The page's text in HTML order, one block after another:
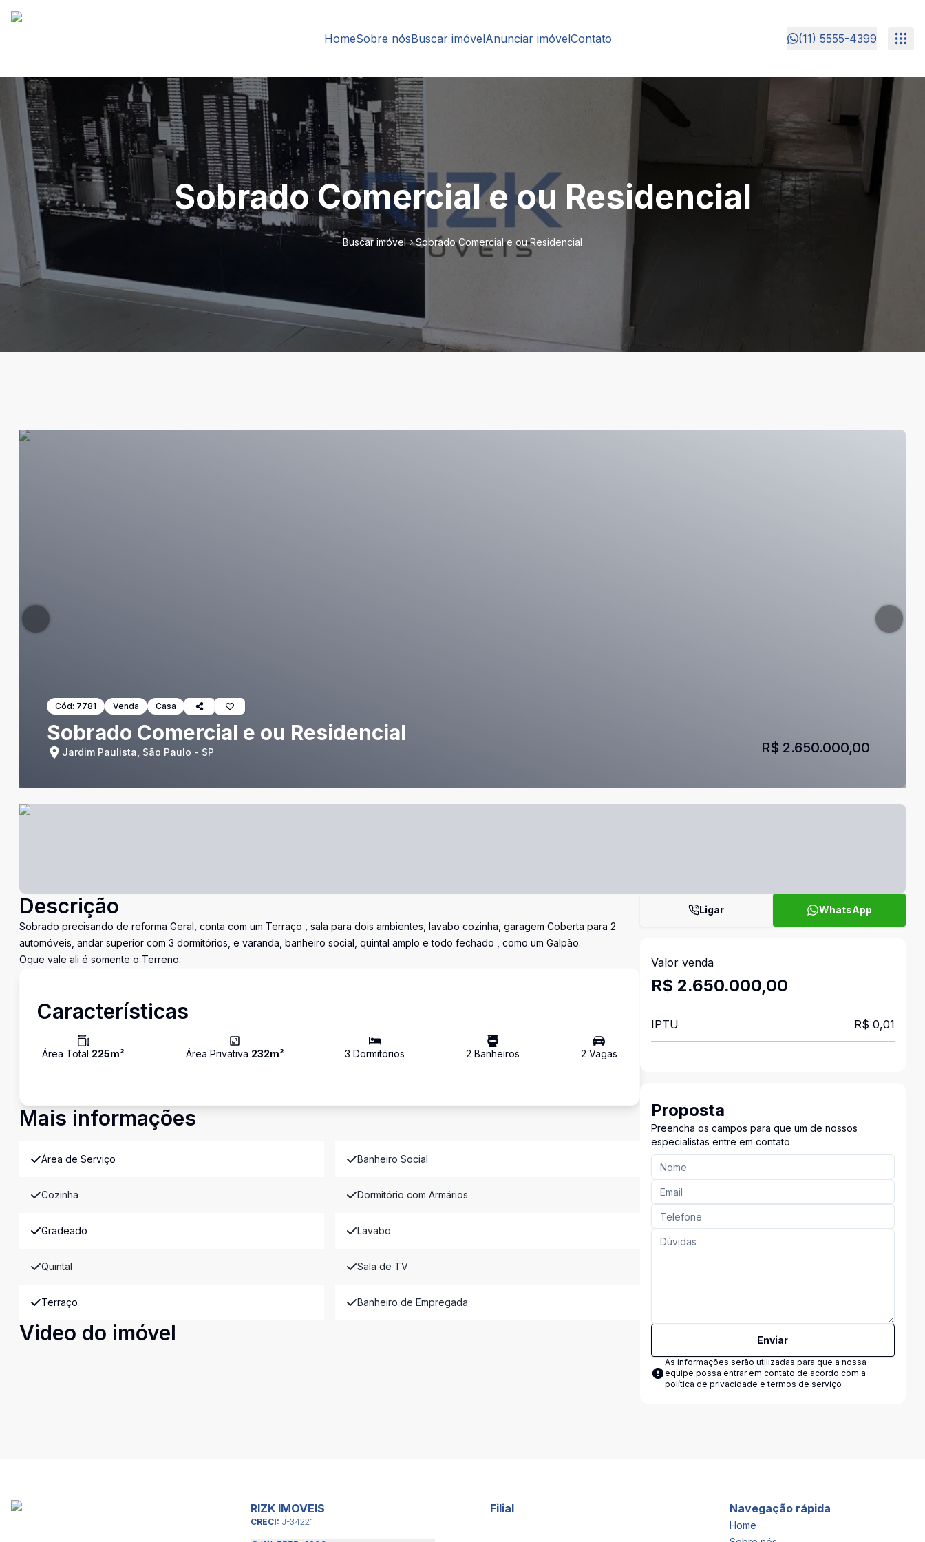
HomeSobre nósBuscar imóvelAnunciar imóvelContato (11) 5555-4399
Sobrado Comercial e ou Residencial
Buscar imóvel Sobrado Comercial e ou Residencial
Cód: 7781 Venda Casa
Sobrado Comercial e ou Residencial
Jardim Paulista, São Paulo - SP R$ 2.650.000,00
Descrição
Sobrado precisando de reforma Geral, conta com um Terraço , sala para dois ambientes, lavabo cozinha, garagem Coberta para 2
automóveis, andar superior com 3 dormitórios, e varanda, banheiro social, quintal amplo e todo fechado , como um Galpão.
Oque vale ali é somente o Terreno.
Características
Área Total 225m² Área Privativa 232m² 3 Dormitórios 2 Banheiros 2 Vagas
Mais informações
Área de Serviço Banheiro Social
Cozinha Dormitório com Armários
Gradeado Lavabo
Quintal Sala de TV
Terraço Banheiro de Empregada
Video do imóvel
Ligar WhatsApp
Valor venda
R$ 2.650.000,00
IPTU R$ 0,01
Proposta
Preencha os campos para que um de nossos
especialistas entre em contato
Enviar
As informações serão utilizadas para que a nossa
equipe possa entrar em contato de acordo com a
política de privacidade e termos de serviço
RIZK IMOVEIS
CRECI: J-34221
Filial Navegação rápida
Home